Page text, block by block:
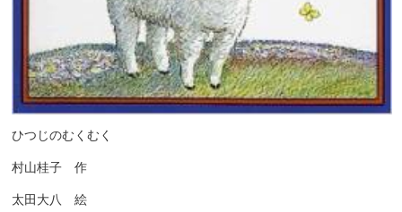
ひつじのむくむく
村山桂子 作
太田大八 絵